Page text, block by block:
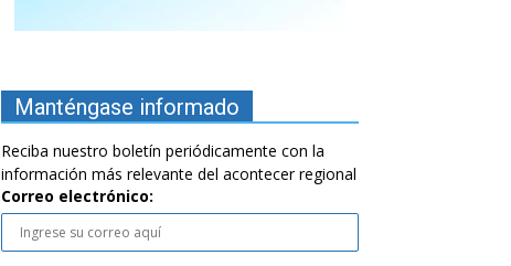
Manténgase informado
Reciba nuestro boletín periódicamente con la
información más relevante del acontecer regional
Correo electrónico: